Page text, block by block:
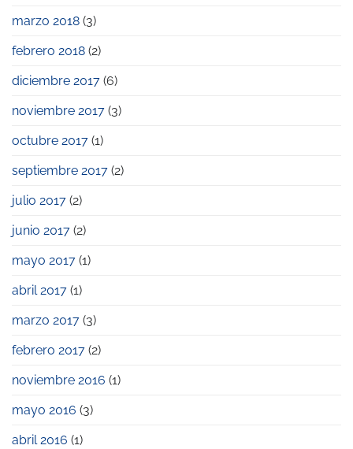
marzo 2018 (3)
febrero 2018 (2)
diciembre 2017 (6)
noviembre 2017 (3)
octubre 2017 (1)
septiembre 2017 (2)
julio 2017 (2)
junio 2017 (2)
mayo 2017 (1)
abril 2017 (1)
marzo 2017 (3)
febrero 2017 (2)
noviembre 2016 (1)
mayo 2016 (3)
abril 2016 (1)